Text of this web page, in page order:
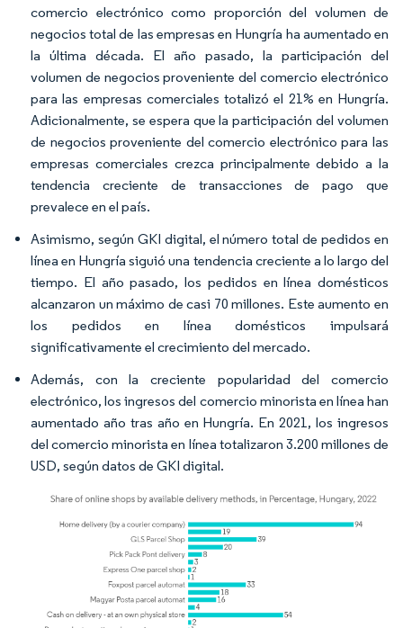
comercio electrónico como proporción del volumen de
negocios total de las empresas en Hungría ha aumentado en
la última década. El año pasado, la participación del
volumen de negocios proveniente del comercio electrónico
para las empresas comerciales totalizó el 21% en Hungría.
Adicionalmente, se espera que la participación del volumen
de negocios proveniente del comercio electrónico para las
empresas comerciales crezca principalmente debido a la
tendencia creciente de transacciones de pago que
prevalece en el país.
Asimismo, según GKI digital, el número total de pedidos en
línea en Hungría siguió una tendencia creciente a lo largo del
tiempo. El año pasado, los pedidos en línea domésticos
alcanzaron un máximo de casi 70 millones. Este aumento en
los pedidos en línea domésticos impulsará
significativamente el crecimiento del mercado.
Además, con la creciente popularidad del comercio
electrónico, los ingresos del comercio minorista en línea han
aumentado año tras año en Hungría. En 2021, los ingresos
del comercio minorista en línea totalizaron 3.200 millones de
USD, según datos de GKI digital.